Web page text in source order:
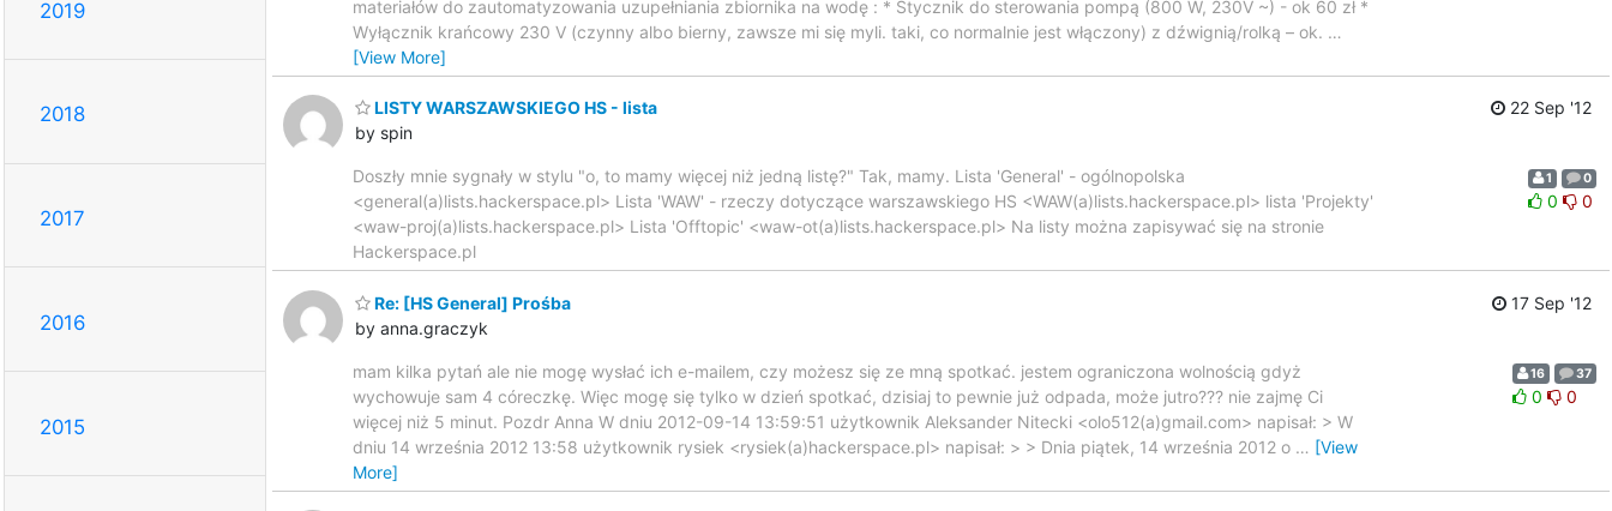
2019
2018
2017
2016
2015
materiałów do zautomatyzowania uzupełniania zbiornika na wodę : * Stycznik do sterowania pompą (800 W, 230V ~) - ok 60 zł *
Wyłącznik krańcowy 230 V (czynny albo bierny, zawsze mi się myli. taki, co normalnie jest włączony) z dźwignią/rolką – ok. …
[View More]
LISTY WARSZAWSKIEGO HS - lista
by spin
22 Sep '12
Doszły mnie sygnały w stylu "o, to mamy więcej niż jedną listę?" Tak, mamy. Lista 'General' - ogólnopolska
<general(a)lists.hackerspace.pl> Lista 'WAW' - rzeczy dotyczące warszawskiego HS <WAW(a)lists.hackerspace.pl> lista 'Projekty'
<waw-proj(a)lists.hackerspace.pl> Lista 'Offtopic' <waw-ot(a)lists.hackerspace.pl> Na listy można zapisywać się na stronie
Hackerspace.pl
1 0
0 0
Re: [HS General] Prośba
by anna.graczyk
17 Sep '12
mam kilka pytań ale nie mogę wysłać ich e-mailem, czy możesz się ze mną spotkać. jestem ograniczona wolnością gdyż
wychowuje sam 4 córeczkę. Więc mogę się tylko w dzień spotkać, dzisiaj to pewnie już odpada, może jutro??? nie zajmę Ci
więcej niż 5 minut. Pozdr Anna W dniu 2012-09-14 13:59:51 użytkownik Aleksander Nitecki <olo512(a)gmail.com> napisał: > W
dniu 14 września 2012 13:58 użytkownik rysiek <rysiek(a)hackerspace.pl> napisał: > > Dnia piątek, 14 września 2012 o … [View
More]
16 37
0 0